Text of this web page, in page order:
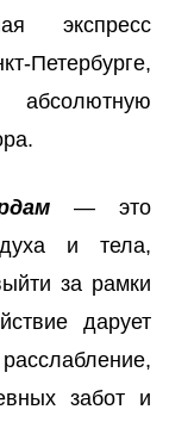
экспресс
— это
и тела,
за рамки
дарует
забот и